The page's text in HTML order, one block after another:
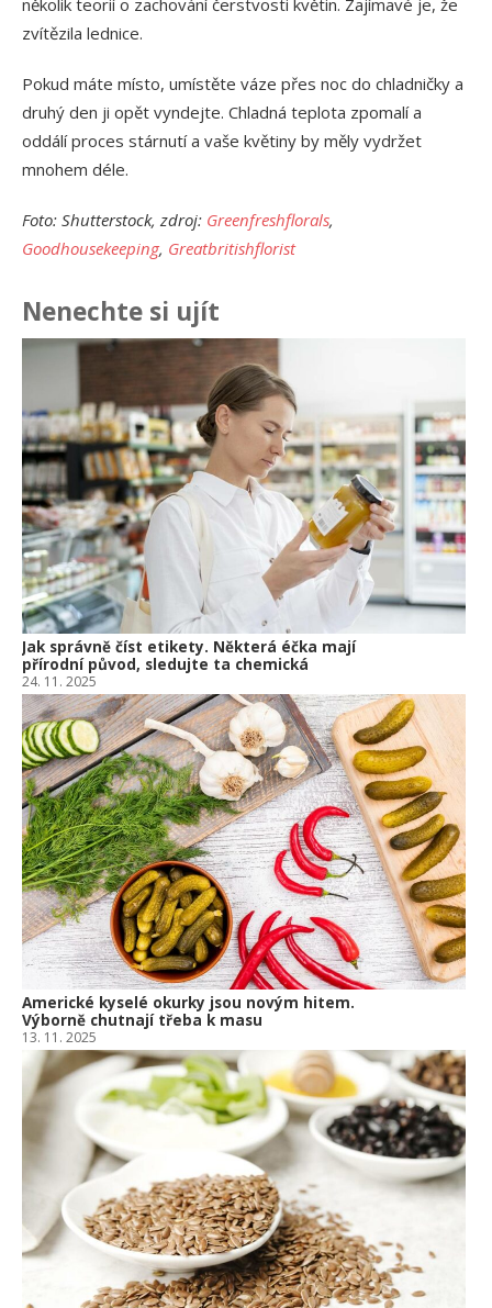
zvítězila lednice.
Pokud máte místo, umístěte váze přes noc do chladničky a
druhý den ji opět vyndejte. Chladná teplota zpomalí a
oddálí proces stárnutí a vaše květiny by měly vydržet
mnohem déle.
Foto: Shutterstock, zdroj: Greenfreshflorals,
Goodhousekeeping, Greatbritishflorist
Nenechte si ujít
Jak správně číst etikety. Některá éčka mají
přírodní původ, sledujte ta chemická
24. 11. 2025
Americké kyselé okurky jsou novým hitem.
Výborně chutnají třeba k masu
13. 11. 2025